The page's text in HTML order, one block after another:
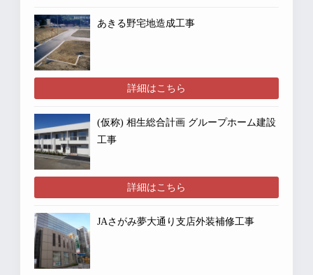
あきる野宅地造成工事
詳細はこちら
(仮称) 相生総合計画 グループホーム建設
工事
詳細はこちら
JAさがみ夢大通り支店外装補修工事